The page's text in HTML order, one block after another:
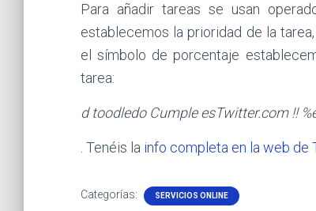
Para añadir tareas se usan
establecemos la prioridad de la
el símbolo de porcentaje
tarea:
d toodledo Cumple esTwitter.com !!
. Tenéis la info completa en la web de
Categorías: SERVICIOS ONLINE